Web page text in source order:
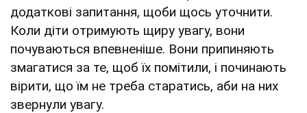
додаткові запитання, щоби щось уточнити.
Коли діти отримують щиру увагу, вони
почуваються впевненіше. Вони припиняють
змагатися за те, щоб їх помітили, і починають
вірити, що їм не треба старатись, аби на них
звернули увагу.